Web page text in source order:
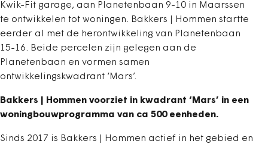
Kwik-Fit garage, aan Planetenbaan 9-10 in Maarssen
te ontwikkelen tot woningen. Bakkers | Hommen startte
eerder al met de herontwikkeling van Planetenbaan
15-16. Beide percelen zijn gelegen aan de
Planetenbaan en vormen samen
ontwikkelingskwadrant ‘Mars’.
Bakkers | Hommen voorziet in kwadrant ‘Mars’ in een
woningbouwprogramma van ca 500 eenheden.
Sinds 2017 is Bakkers | Hommen actief in het gebied en